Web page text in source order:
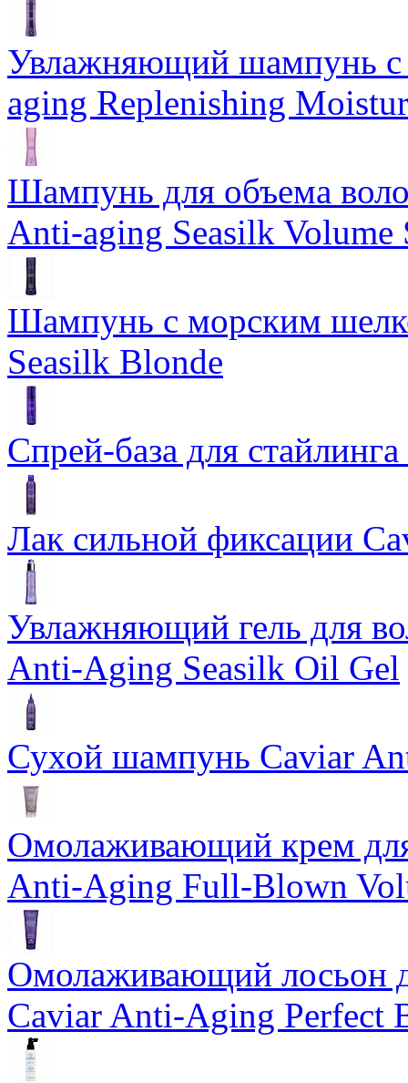
Увлажняющий шампунь
aging Replenishing
Шампунь для объема
Anti-aging Seasilk Volume
Шампунь с морским
Seasilk Blonde
Спрей-база для
Лак сильной фиксации
Увлажняющий гель для
Anti-Aging Seasilk Oil Gel
Сухой шампунь Caviar
Омолаживающий крем
Anti-Aging Full-Blown
Омолаживающий лосьон
Caviar Anti-Aging Perfect